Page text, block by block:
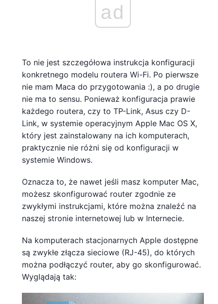
ad
To nie jest szczegółowa instrukcja konfiguracji
konkretnego modelu routera Wi-Fi. Po pierwsze
nie mam Maca do przygotowania :), a po drugie
nie ma to sensu. Ponieważ konfiguracja prawie
każdego routera, czy to TP-Link, Asus czy D-
Link, w systemie operacyjnym Apple Mac OS X,
który jest zainstalowany na ich komputerach,
praktycznie nie różni się od konfiguracji w
systemie Windows.
Oznacza to, że nawet jeśli masz komputer Mac,
możesz skonfigurować router zgodnie ze
zwykłymi instrukcjami, które można znaleźć na
naszej stronie internetowej lub w Internecie.
Na komputerach stacjonarnych Apple dostępne
są zwykłe złącza sieciowe (RJ-45), do których
można podłączyć router, aby go skonfigurować.
Wyglądają tak: